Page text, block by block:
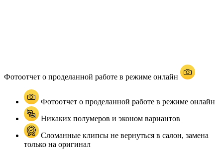
Фотоотчет о проделанной работе в режиме онлайн
Фотоотчет о проделанной работе в режиме онлайн
Никаких полумеров и эконом вариантов
Сломанные клипсы не вернуться в салон, замена
только на оригинал